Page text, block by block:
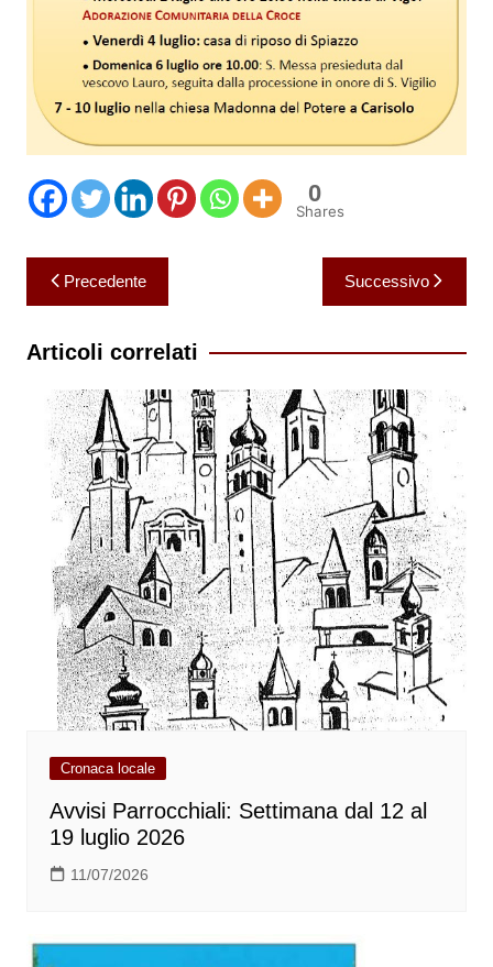
0
Shares
Navigazione
articoli
Precedente Successivo
Articoli correlati
Cronaca locale
Avvisi Parrocchiali: Settimana dal 12 al
19 luglio 2026
11/07/2026